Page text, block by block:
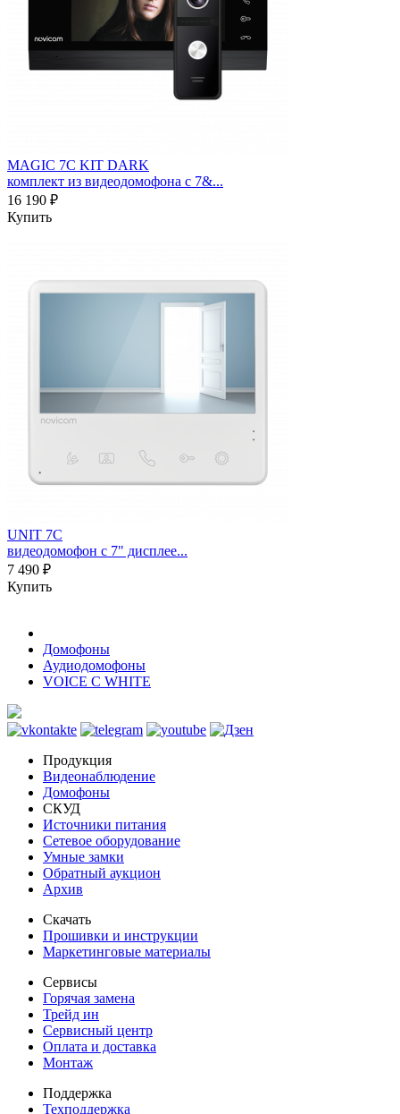
MAGIC 7C KIT DARK
комплект из видеодомофона с 7&...
16 190 ₽
Купить
UNIT 7C
видеодомофон с 7" дисплее...
7 490 ₽
Купить
Домофоны
Аудиодомофоны
VOICE С WHITE
Продукция
Видеонаблюдение
Домофоны
СКУД
Источники питания
Сетевое оборудование
Умные замки
Обратный аукцион
Архив
Скачать
Прошивки и инструкции
Маркетинговые материалы
Сервисы
Горячая замена
Трейд ин
Сервисный центр
Оплата и доставка
Монтаж
Поддержка
Техподдержка